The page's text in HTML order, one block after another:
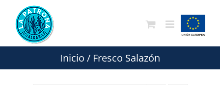
contenido
Inicio / Fresco Salazón